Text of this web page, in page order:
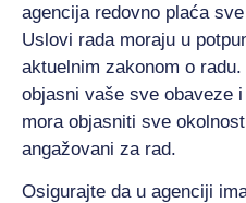
agencija redovno plaća
Uslovi rada moraju u
aktuelnim zakonom o
objasni vaše sve obaveze
mora objasniti sve
angažovani za rad.
Osigurajte da u agenciji